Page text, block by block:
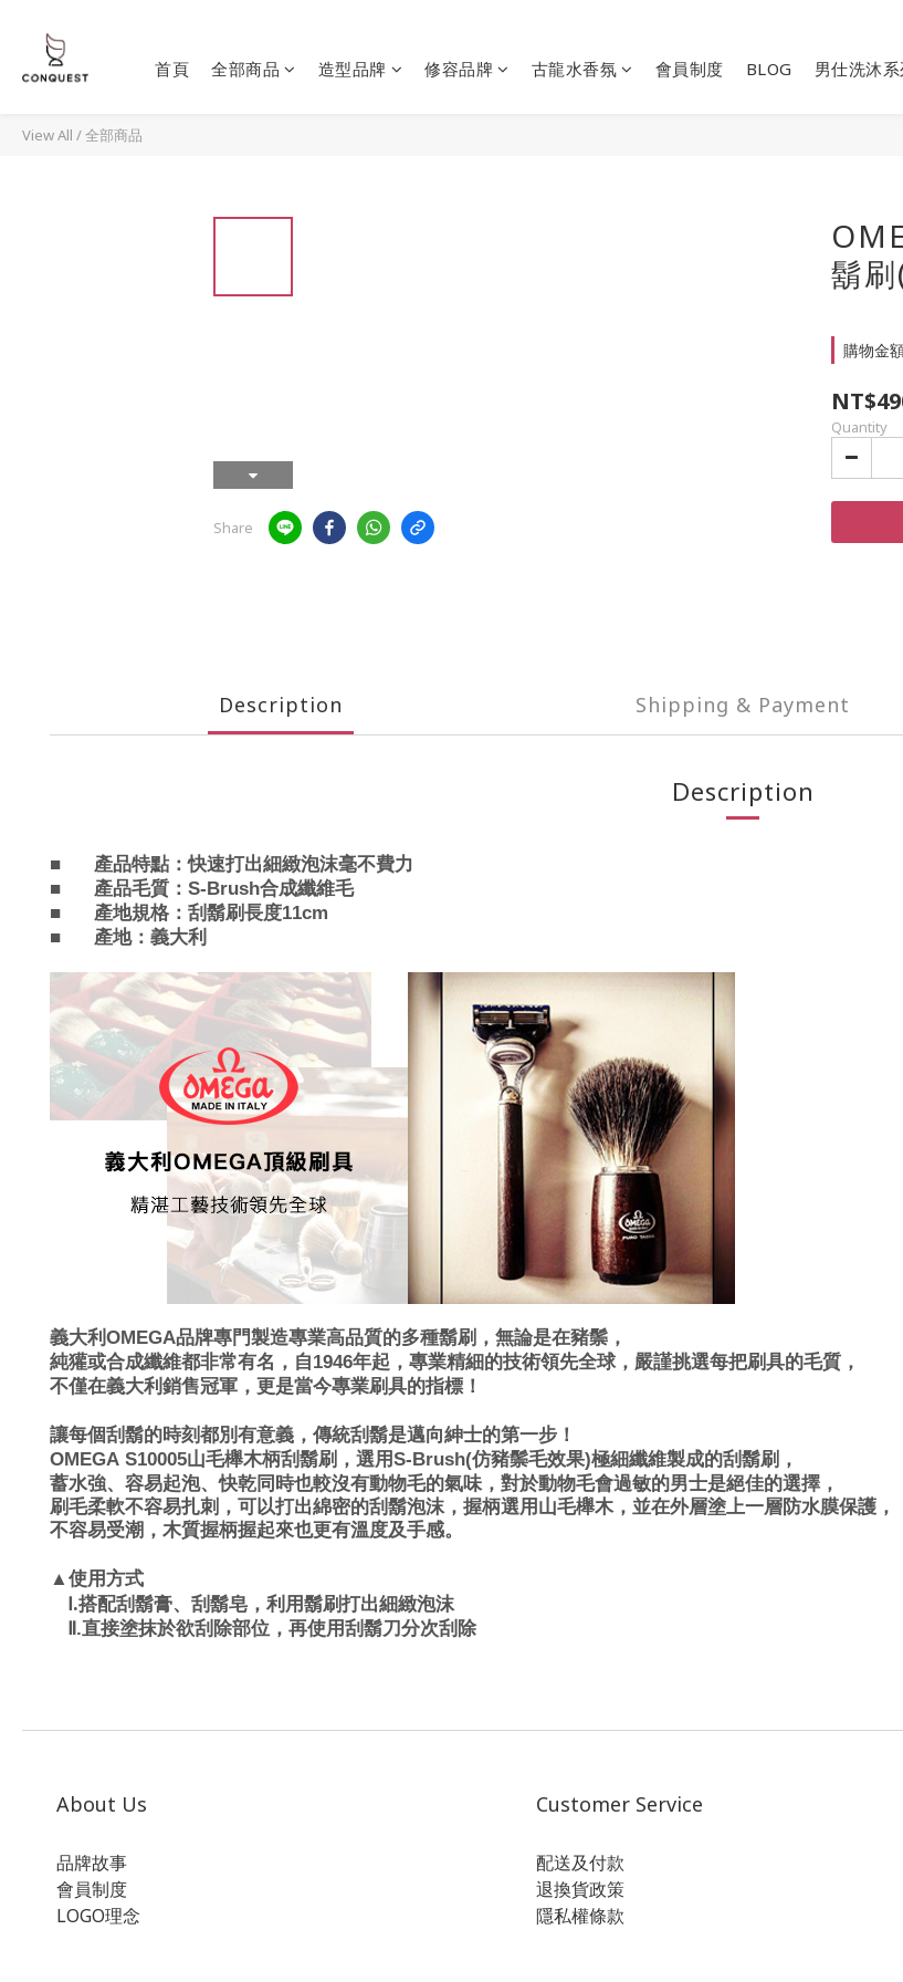
首頁 全部商品 造型品牌 修容品牌 古龍水香氛 會員制度 BLOG 男仕洗沐系
View All /全部商品
Share
鬍
購物金
Quantity
Description Shipping & Payment
Description
■ 產品特點：快速打出細緻泡沫毫不費力
■ 產品毛質：S-Brush合成纖維毛
■ 產地規格： 刮鬍刷長度11cm
■ 產地：義大利
義大利OMEGA品牌專門製造專業高品質的多種鬍刷，無論是在豬鬃，
純獾或合成纖維都非常有名， 自1946年起，專業精細的技術領先全球，嚴謹挑選每把刷具的毛質，
不僅在義大利銷售冠軍，更是當今專業刷具的指標！
讓每個刮鬍的時刻都別有意義，傳統刮鬍是邁向紳士的第一步！
OMEGA S10005山毛櫸木柄刮鬍刷 ，選用S-Brush(仿豬鬃毛效果)極細纖維製成的刮鬍刷，
蓄水強、容易起泡、快乾同時也較沒有動物毛的氣味，對於動物毛會過敏的男士是絕佳的選擇，
刷毛柔軟不容易扎刺，可以打出綿密的刮鬍泡沫， 握柄選用山毛櫸木， 並在外層塗上一層防水膜保護，
不容易受潮，木質握柄握起來也更有溫度及手感。
▲使用方式
Ⅰ.搭配刮鬍膏、刮鬍皂，利用鬍刷打出細緻泡沫
Ⅱ.直接塗抹於欲刮除部位，再使用刮鬍刀分次刮除
About Us
品牌故事
會員制度
LOGO理念
Customer Service
配送及付款
退換貨政策
隱私權條款